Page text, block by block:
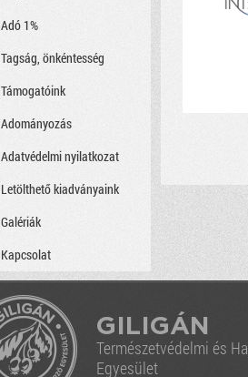
Adó 1%
Tagság, önkéntesség
Támogatóink
Adományozás
Adatvédelmi nyilatkozat
Letölthető kiadványaink
Galériák
Kapcsolat
GILIGÁN
Természetvédelmi és
Egyesület